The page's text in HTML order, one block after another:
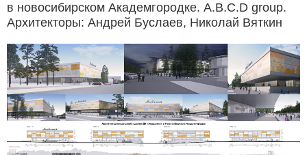
в новосибирском Академгородке. A.B.C.D group.
Архитекторы: Андрей Буслаев, Николай Вяткин